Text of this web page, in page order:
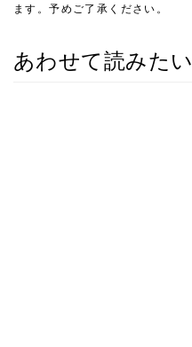
ます。予めご了承ください。
あわせて読みたい